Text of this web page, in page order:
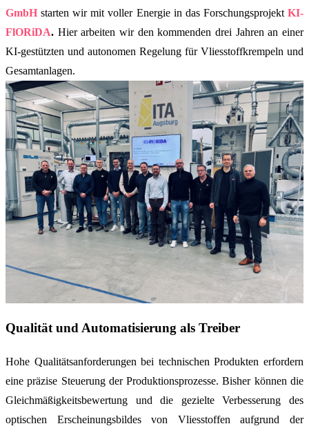
GmbH starten wir mit voller Energie in das Forschungsprojekt KI-
FlORiDA. Hier arbeiten wir den kommenden drei Jahren an einer
KI-gestützten und autonomen Regelung für Vliesstoffkrempeln und
Gesamtanlagen.
Qualität und Automatisierung als Treiber
Hohe Qualitätsanforderungen bei technischen Produkten erfordern
eine präzise Steuerung der Produktionsprozesse. Bisher können die
Gleichmäßigkeitsbewertung und die gezielte Verbesserung des
optischen Erscheinungsbildes von Vliesstoffen aufgrund der